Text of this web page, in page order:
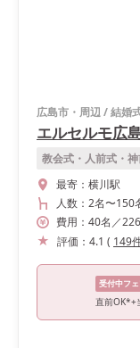
広島市・周辺/結婚
エルセルモ広
教会式・人前式・
最寄： 横川駅
人数： 2名〜150
費用： 40名 ／226
評価： 4.1 ( 149
受付中フ